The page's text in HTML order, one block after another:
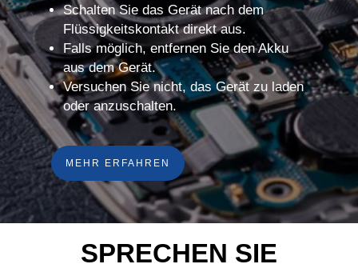
Schalten Sie das Gerät nach dem
Flüssigkeitskontakt direkt aus.
Falls möglich, entfernen Sie den Akku
aus dem Gerät.
Versuchen Sie nicht, das Gerät zu laden
oder anzuschalten.
MEHR ERFAHREN
SPRECHEN SIE